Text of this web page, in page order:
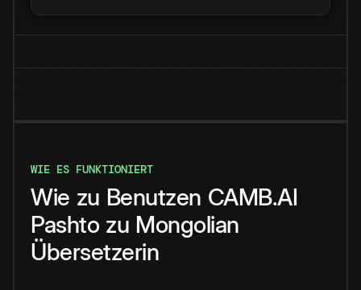
WIE ES FUNKTIONIERT
Wie zu Benutzen CAMB.AI
Pashto zu Mongolian
Übersetzerin